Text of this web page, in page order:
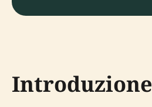
Introduzione